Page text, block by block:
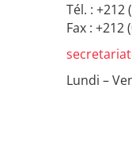
Tél. : +212
Fax : +212
Lundi –